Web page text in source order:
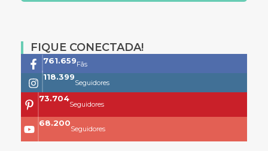
FIQUE CONECTADA!
761.659Fãs
118.399
Seguidores
73.704
Seguidores
68.200
Seguidores